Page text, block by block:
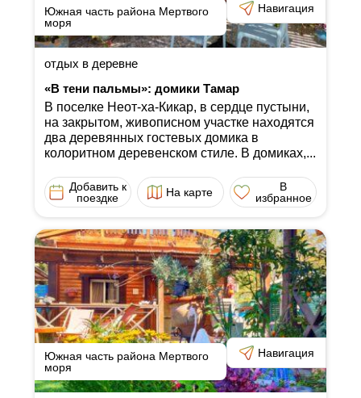
Южная часть района Мертвого
моря
Навигация
отдых в деревне
«В тени пальмы»: домики Тамар
В поселке Неот-ха-Кикар, в сердце пустыни,
на закрытом, живописном участке находятся
два деревянных гостевых домика в
колоритном деревенском стиле. В домиках,...
Добавить к
поездке
На карте
В
избранное
Южная часть района Мертвого
моря
Навигация